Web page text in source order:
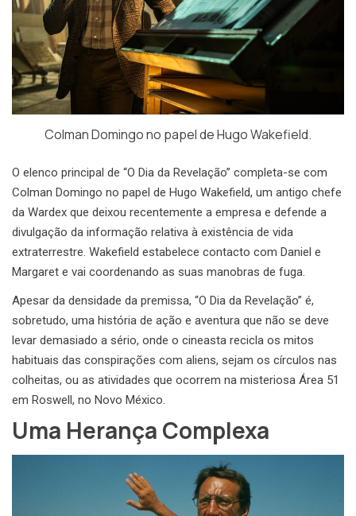
Colman Domingo no papel de Hugo Wakefield.
O elenco principal de “O Dia da Revelação” completa-se com
Colman Domingo no papel de Hugo Wakefield, um antigo chefe
da Wardex que deixou recentemente a empresa e defende a
divulgação da informação relativa à existência de vida
extraterrestre. Wakefield estabelece contacto com Daniel e
Margaret e vai coordenando as suas manobras de fuga.
Apesar da densidade da premissa, “O Dia da Revelação” é,
sobretudo, uma história de ação e aventura que não se deve
levar demasiado a sério, onde o cineasta recicla os mitos
habituais das conspirações com aliens, sejam os círculos nas
colheitas, ou as atividades que ocorrem na misteriosa Área 51
em Roswell, no Novo México.
Uma Herança Complexa